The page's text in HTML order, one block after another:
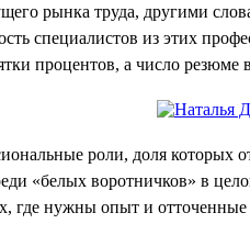
рынка труда, другими
специалистов из этих
процентов, а число резюме
роли, доля которых
«белых воротничков» в
где нужны опыт и